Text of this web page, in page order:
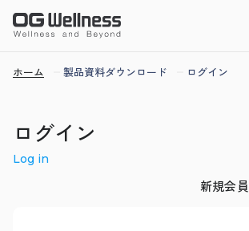
ホーム 製品資料ダウンロード ログイン
ログイン
Log in
新規会